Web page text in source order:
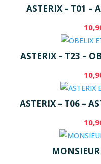
ASTERIX – T01 –
ASTERIX – T23 –
ASTERIX – T06 –